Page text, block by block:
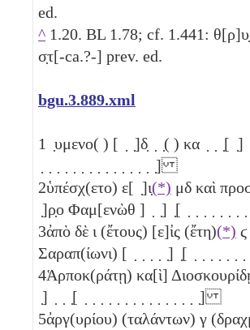
ed.
^ 1.20. BL 1.78; cf. 1.441:
σ̣τ[-ca.?-] prev. ed.
bgu.3.889.xml
1 ̣υμενο( ) [ ̣ ̣]δ̣ ̣ ̣( )
̣ ̣ ̣ ̣ ̣ ̣ ̣ ̣ ̣ ̣ ̣ ̣ ̣ ̣ ̣]
2ὑπέσχ(ετο) ε[ ̣]ι̣(*) μδ καὶ
̣]ρ̣ο Φαμ[ενὼθ ] ̣ ̣] ̣[
3ἀπὸ δὲ ι (ἔτους) [ε]ἰς (ἔτη)(*) ϛ
Σαραπ(ίωνι) [ ̣ ̣ ̣ ̣ ̣] ̣[
4Ἁρποκ(ράτῃ) κα[ὶ]
̣] ̣ ̣ ̣[ ̣ ̣ ̣ ̣ ̣ ̣ ̣ ̣ ̣ ̣ ̣ ̣ ̣ ̣ ̣]
5ἀργ(υρίου) (ταλάντων) γ